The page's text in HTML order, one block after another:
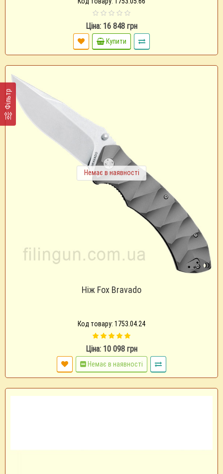
Фільтр
Ціна: 16 848 грн
Купити
Немає в наявності
Ніж Fox Bravado
Код товару: 1753.04.24
Ціна: 10 098 грн
Немає в наявності